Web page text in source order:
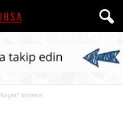
hayat” konseri